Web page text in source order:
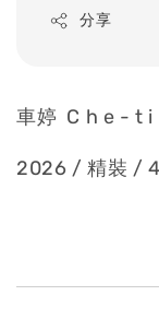
分享
車婷 C h e - t i
2026 / 精裝 /